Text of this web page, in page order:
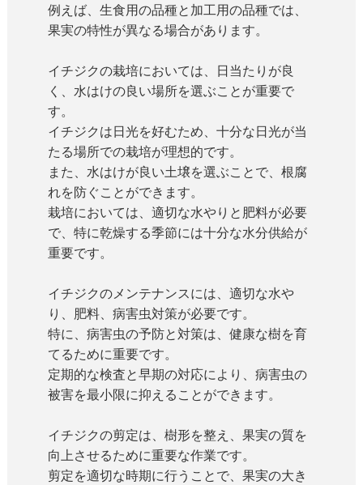
例えば、生食用の品種と加工用の品種では、
果実の特性が異なる場合があります。
イチジクの栽培においては、日当たりが良
く、水はけの良い場所を選ぶことが重要で
す。
イチジクは日光を好むため、十分な日光が当
たる場所での栽培が理想的です。
また、水はけが良い土壌を選ぶことで、根腐
れを防ぐことができます。
栽培においては、適切な水やりと肥料が必要
で、特に乾燥する季節には十分な水分供給が
重要です。
イチジクのメンテナンスには、適切な水や
り、肥料、病害虫対策が必要です。
特に、病害虫の予防と対策は、健康な樹を育
てるために重要です。
定期的な検査と早期の対応により、病害虫の
被害を最小限に抑えることができます。
イチジクの剪定は、樹形を整え、果実の質を
向上させるために重要な作業です。
剪定を適切な時期に行うことで、果実の大き